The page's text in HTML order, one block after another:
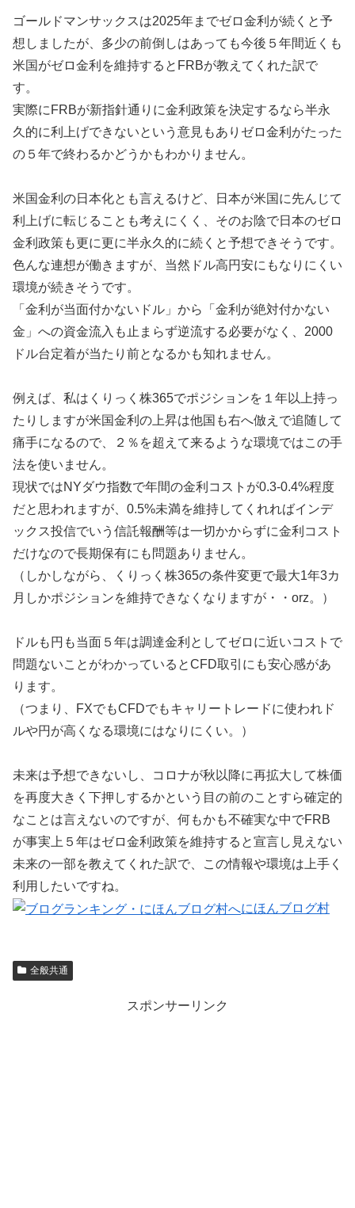
ゴールドマンサックスは2025年までゼロ金利が続くと予
想しましたが、多少の前倒しはあっても今後５年間近くも
米国がゼロ金利を維持するとFRBが教えてくれた訳で
す。
実際にFRBが新指針通りに金利政策を決定するなら半永
久的に利上げできないという意見もありゼロ金利がたった
の５年で終わるかどうかもわかりません。
米国金利の日本化とも言えるけど、日本が米国に先んじて
利上げに転じることも考えにくく、そのお陰で日本のゼロ
金利政策も更に更に半永久的に続くと予想できそうです。
色んな連想が働きますが、当然ドル高円安にもなりにくい
環境が続きそうです。
「金利が当面付かないドル」から「金利が絶対付かない
金」への資金流入も止まらず逆流する必要がなく、2000
ドル台定着が当たり前となるかも知れません。
例えば、私はくりっく株365でポジションを１年以上持っ
たりしますが米国金利の上昇は他国も右へ倣えで追随して
痛手になるので、２％を超えて来るような環境ではこの手
法を使いません。
現状ではNYダウ指数で年間の金利コストが0.3-0.4%程度
だと思われますが、0.5%未満を維持してくれればインデ
ックス投信でいう信託報酬等は一切かからずに金利コスト
だけなので長期保有にも問題ありません。
（しかしながら、くりっく株365の条件変更で最大1年3カ
月しかポジションを維持できなくなりますが・・orz。）
ドルも円も当面５年は調達金利としてゼロに近いコストで
問題ないことがわかっているとCFD取引にも安心感があ
ります。
（つまり、FXでもCFDでもキャリートレードに使われド
ルや円が高くなる環境にはなりにくい。）
未来は予想できないし、コロナが秋以降に再拡大して株価
を再度大きく下押しするかという目の前のことすら確定的
なことは言えないのですが、何もかも不確実な中でFRB
が事実上５年はゼロ金利政策を維持すると宣言し見えない
未来の一部を教えてくれた訳で、この情報や環境は上手く
利用したいですね。
にほんブログ村
全般共通
スポンサーリンク